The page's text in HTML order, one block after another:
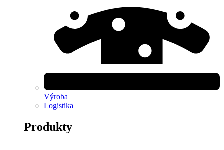
Výroba
Logistika
Produkty